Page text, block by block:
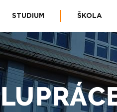
STUDIUM ŠKOLA